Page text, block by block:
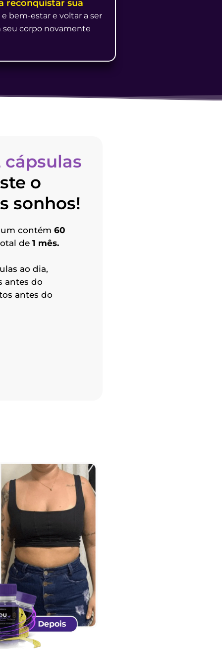
reconquistar sua
bem-estar e voltar a ser
seu corpo novamente
cápsulas
o
sonhos!
contém 60
de 1 mês.
ao dia,
antes do
antes do